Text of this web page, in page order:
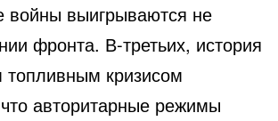
войны выигрываются не
фронта. В-третьих, история
топливным кризисом
авторитарные режимы